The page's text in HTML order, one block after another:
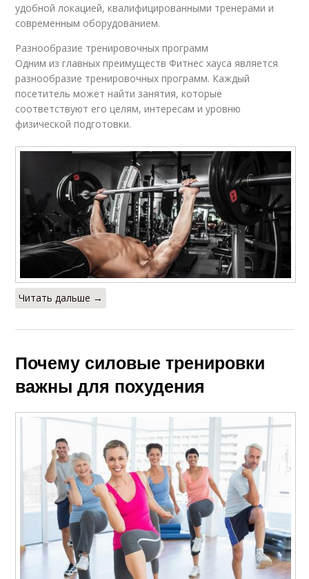
удобной локацией, квалифицированными тренерами и
современным оборудованием.
Разнообразие тренировочных программ
Одним из главных преимуществ Фитнес хауса является
разнообразие тренировочных программ. Каждый
посетитель может найти занятия, которые
соответствуют его целям, интересам и уровню
физической подготовки.
Читать дальше →
Почему силовые тренировки
важны для похудения